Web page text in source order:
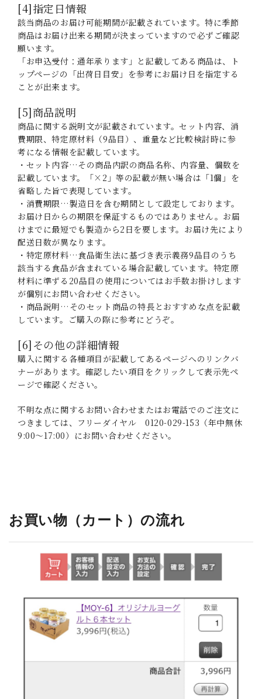
[4]指定日情報
該当商品のお届け可能期間が記載されています。特に季節
商品はお届け出来る期間が決まっていますので必ずご確認
願います。
「お申込受付：通年承ります」と記載してある商品は、ト
ップページの「出荷日目安」を参考にお届け日を指定する
ことが出来ます。
[5]商品説明
商品に関する説明文が記載されています。セット内容、消
費期限、特定原材料（9品目）、重量など比較検討時に参
考になる情報を記載しています。
・セット内容…その商品内訳の商品名称、内容量、個数を
記載しています。「×2」等の記載が無い場合は「1個」を
省略した旨で表現しています。
・消費期限…製造日を含む期間として設定しております。
お届け日からの期限を保証するものではありません。お届
けまでに最短でも製造から2日を要します。お届け先により
配送日数が異なります。
・特定原材料…食品衛生法に基づき表示義務9品目のうち
該当する食品が含まれている場合記載しています。特定原
材料に準ずる20品目の使用についてはお手数お掛けします
が個別にお問い合わせください。
・商品説明…そのセット商品の特長とおすすめな点を記載
しています。ご購入の際に参考にどうぞ。
[6]その他の詳細情報
購入に関する各種項目が記載してあるページへのリンクバ
ナーがあります。確認したい項目をクリックして表示先ペ
ージで確認ください。
不明な点に関するお問い合わせまたはお電話でのご注文に
つきましては、フリーダイヤル 0120-029-153（年中無休
9:00～17:00）にお問い合わせください。
お買い物（カート）の流れ